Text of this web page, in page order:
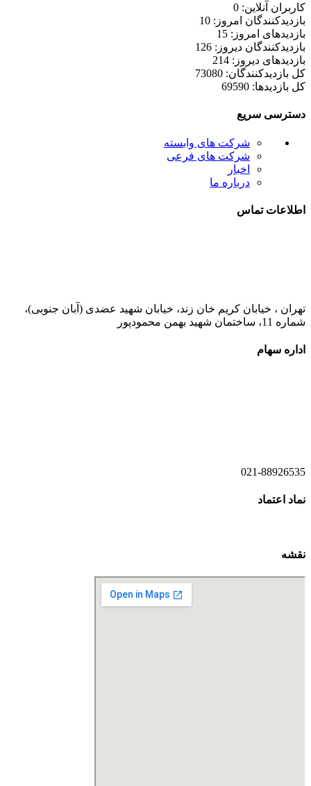
کاربران آنلاین: 0
بازدیدکنندگان امروز: 10
بازدیدهای امروز: 15
بازدیدکنندگان دیروز: 126
بازدیدهای دیروز: 214
کل بازدیدکنند‌گان: 73080
کل بازدیدها: 69590
دسترسی سریع
شرکت های وابسته
شرکت های فرعی
اخبار
درباره ما
اطلاعات تماس
تهران ، خیابان کریم خان زند، خیابان شهید عضدی (آبان جنوبی)،
شماره 11، ساختمان شهید بهمن محمودپور
اداره سهام
021-88926535
نماد اعتماد
نقشه